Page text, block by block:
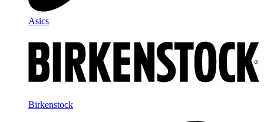
Asics
Birkenstock